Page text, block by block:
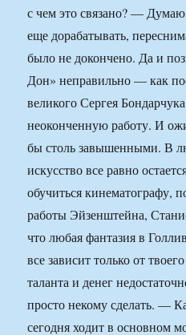
с чем это связано? —
еще дорабатывать,
было не докончено. Да и
Дон» неправильно — как
великого Сергея
неоконченную работу. И
бы столь завышенными. В
искусство все равно
обучиться кинематографу,
работы Эйзенштейна,
что любая фантазия в
все зависит только от
таланта и денег
просто некому сделать. —
сегодня ходит в основном